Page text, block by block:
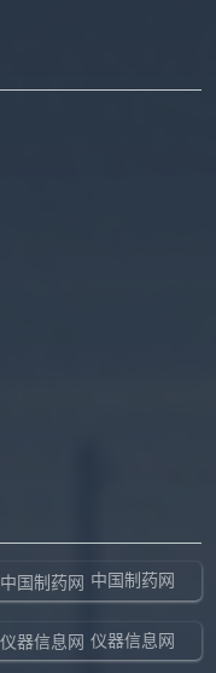
中国制药网
仪器信息网